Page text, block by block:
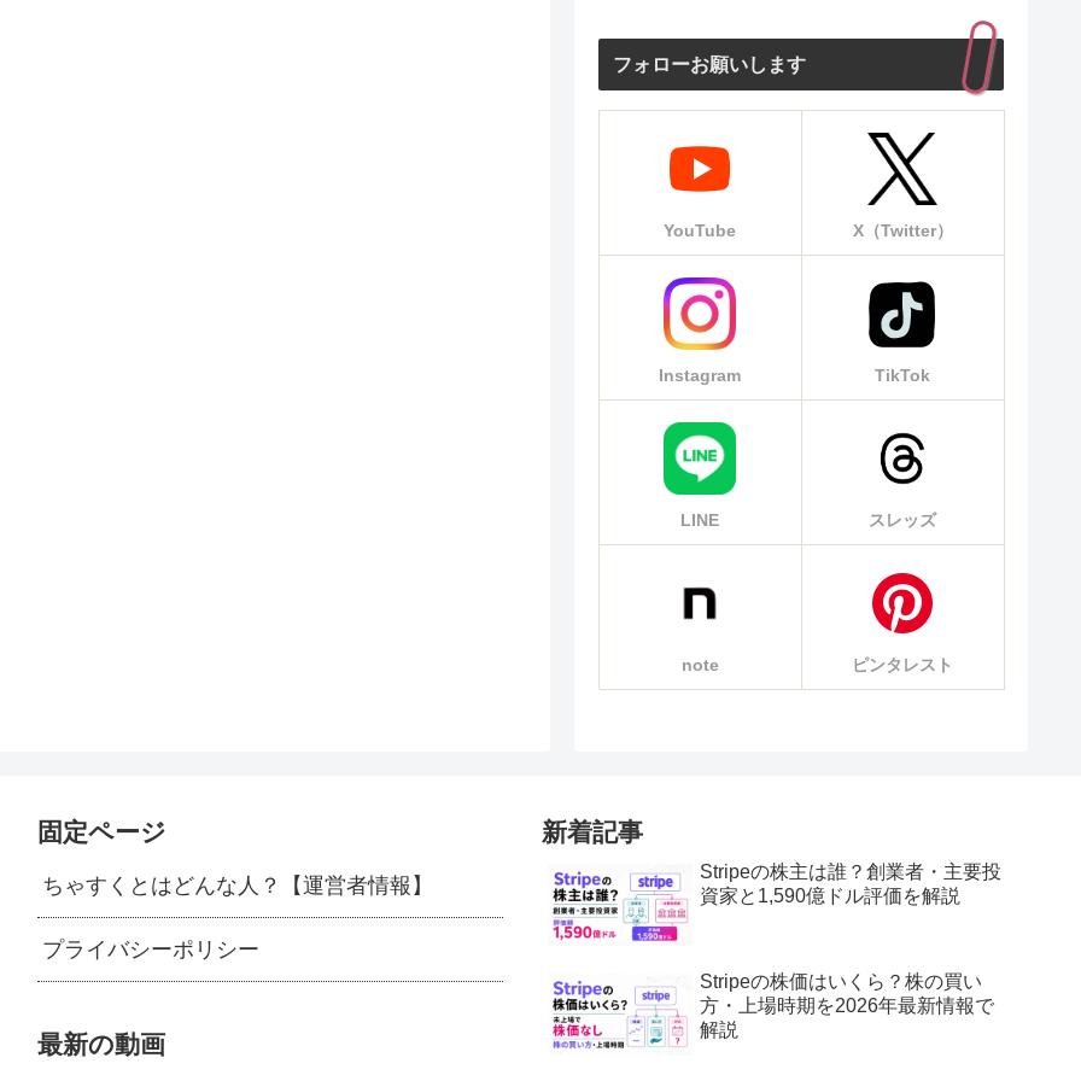
フォローお願いします
YouTube X（Twitter）
Instagram TikTok
LINE スレッズ
note ピンタレスト
固定ページ
ちゃすくとはどんな人？【運営者情報】
プライバシーポリシー
最新の動画
新着記事
Stripeの株主は誰？創業者・主要投
資家と1,590億ドル評価を解説
Stripeの株価はいくら？株の買い
方・上場時期を2026年最新情報で
解説